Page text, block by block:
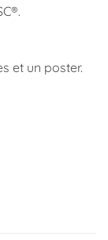
et un poster.